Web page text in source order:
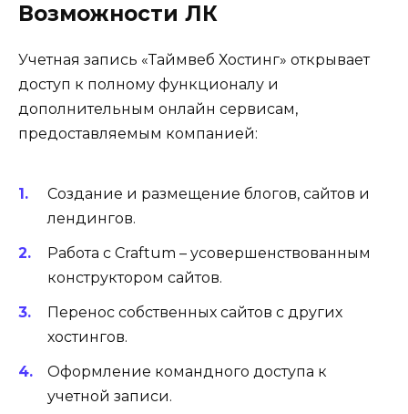
Возможности ЛК
Учетная запись «Таймвеб Хостинг» открывает
доступ к полному функционалу и
дополнительным онлайн сервисам,
предоставляемым компанией:
Создание и размещение блогов, сайтов и
лендингов.
Работа с Craftum – усовершенствованным
конструктором сайтов.
Перенос собственных сайтов с других
хостингов.
Оформление командного доступа к
учетной записи.